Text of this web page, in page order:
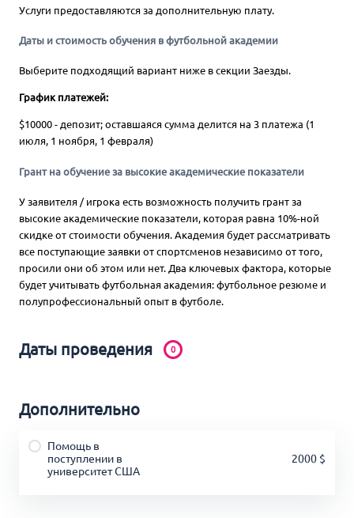
Услуги предоставляются за дополнительную плату.
Даты и стоимость обучения в футбольной академии
Выберите подходящий вариант ниже в секции Заезды.
График платежей:
$10000 - депозит; оставшаяся сумма делится на 3 платежа (1
июля, 1 ноября, 1 февраля)
Грант на обучение за высокие академические показатели
У заявителя / игрока есть возможность получить грант за
высокие академические показатели, которая равна 10%-ной
скидке от стоимости обучения. Академия будет рассматривать
все поступающие заявки от спортсменов независимо от того,
просили они об этом или нет. Два ключевых фактора, которые
будет учитывать футбольная академия: футбольное резюме и
полупрофессиональный опыт в футболе.
Даты проведения 0
Дополнительно
Помощь в
поступлении в
университет США
2000 $